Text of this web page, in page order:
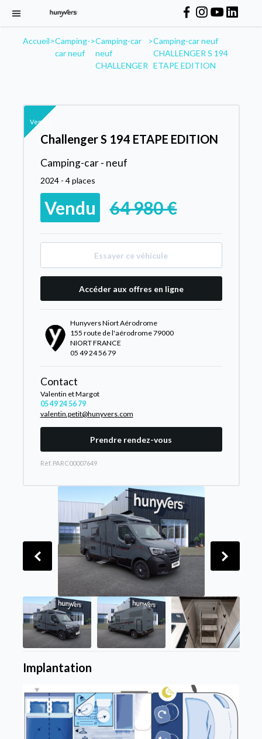
Accueil>Camping-
car neuf
>Camping-car
neuf
CHALLENGER
>Camping-car neuf
CHALLENGER S 194
ETAPE EDITION
Vendu
Challenger S 194 ETAPE EDITION
Camping-car - neuf
2024 - 4 places
Vendu 64 980 €
Essayer ce véhicule
Accéder aux offres en ligne
Hunyvers Niort Aérodrome
155 route de l'aérodrome 79000
NIORT FRANCE
05 49 24 56 79
Contact
Valentin et Margot
05 49 24 56 79
valentin.petit@hunyvers.com
Prendre rendez-vous
Rèf. PARC00007649
Implantation